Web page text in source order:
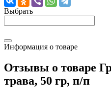
Выбрать
Информация о товаре
Отзывы о товаре
трава, 50 гр, п/п